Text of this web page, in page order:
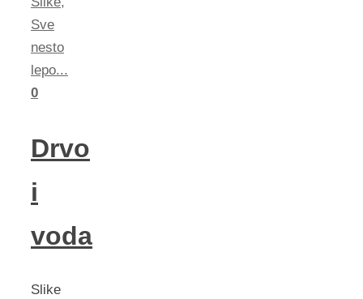
Sve
nesto
lepo...
0
Drvo
i
voda
Slike